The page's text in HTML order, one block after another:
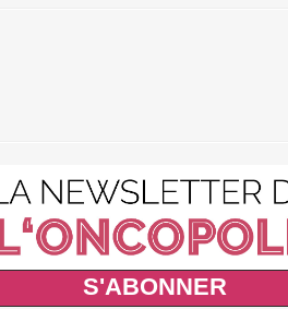
S'ABONNER